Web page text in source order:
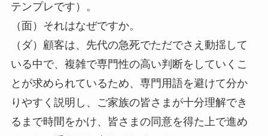
テンプレです）。
（面）それはなぜですか。
（ダ）顧客は、先代の急死でただでさえ動揺して
いる中で、複雑で専門性の高い判断をしていくこ
とが求められているため、専門用語を避けて分か
りやすく説明し、ご家族の皆さまが十分理解でき
るまで時間をかけ、皆さまの同意を得た上で進め